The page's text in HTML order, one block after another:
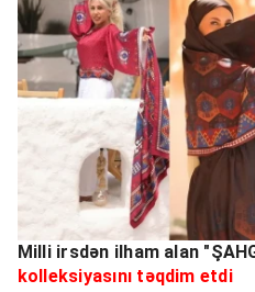
Milli irsdən ilham alan
kolleksiyasını təqdim etdi